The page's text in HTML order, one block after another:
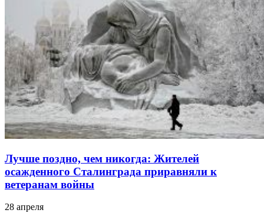
Лучше поздно, чем никогда: Жителей
осажденного Сталинграда приравняли к
ветеранам войны
28 апреля